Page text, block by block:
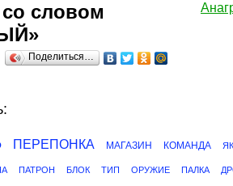
словом
Поделиться…
ПЕРЕПОНКА МАГАЗИН КОМАНДА
ПАТРОН БЛОК ТИП ОРУЖИЕ ПАЛКА